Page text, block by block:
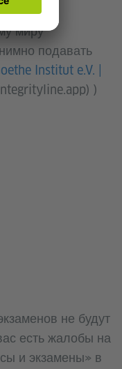
миру
подавать
Institut e.V. |
)
не будут
есть жалобы на
и экзамены» в